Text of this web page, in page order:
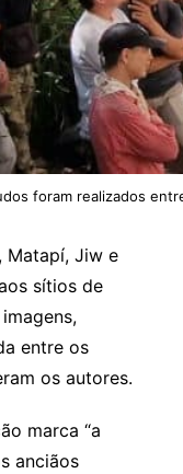
foram realizados
Matapí, Jiw e
sítios de
entre os
os autores.
marca “a
anciãos